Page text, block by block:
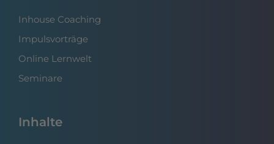
Inhouse Coaching
Impulsvorträge
Online Lernwelt
Seminare
Inhalte